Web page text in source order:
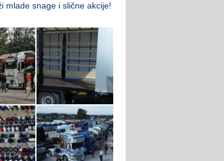
mlade snage i slične akcije!